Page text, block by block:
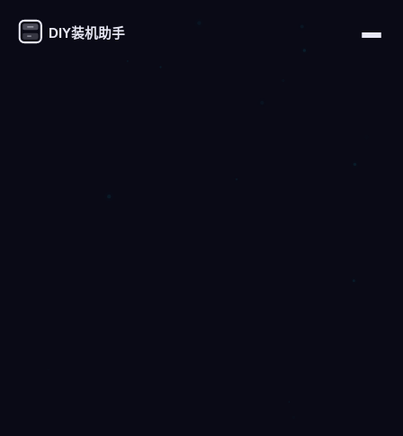
DIY装机助手